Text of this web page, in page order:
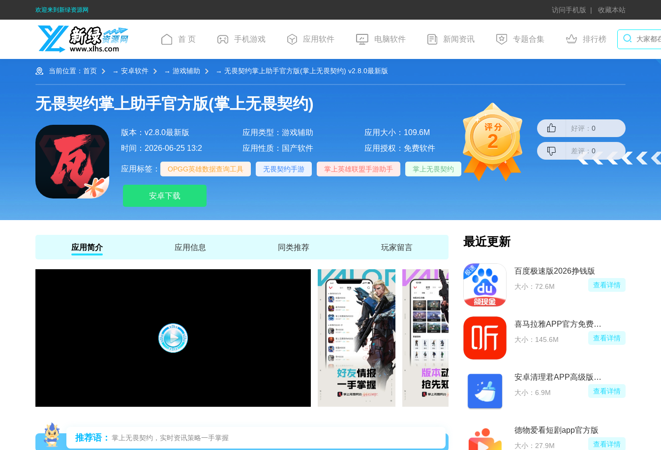
欢迎来到新绿资源网 访问手机版 收藏本站
首 页 手机游戏 应用软件 电脑软件 新闻资讯 专题合集 排行榜
当前位置： 首页 → 安卓软件 → 游戏辅助 → 无畏契约掌上助手官方版(掌上无畏契约) v2.8.0最新版
无畏契约掌上助手官方版(掌上无畏契约)
版本：v2.8.0最新版 应用类型：游戏辅助
应用大小：109.6M
时间：2026-06-25 13:2
应用性质：国产软件 应用授权：免费软件
应用标签： OPGG英雄数据查询工具 无畏契约手游 掌上英雄联盟手游助手 掌上无畏契约
安卓下载
2
好评： 0
差评： 0
应用简介 应用信息 同类推荐 玩家留言
推荐语： 掌上无畏契约，实时资讯策略一手掌握
最近更新
腾讯先锋云游戏正版安装包
大小：135.6M 查看详情
腾讯先锋TV版(腾讯先游电视版本)
大小：135.6M 查看详情
伊对相亲交友平台官方APP
大小：106.4M 查看详情
查看详情
百度极速版2026挣钱版
大小：72.6M 查看详情
喜马拉雅APP官方免费安装包
大小：145.6M 查看详情
安卓清理君APP高级版已付费版
大小：6.9M 查看详情
德物爱看短剧app官方版
大小：27.9M 查看详情